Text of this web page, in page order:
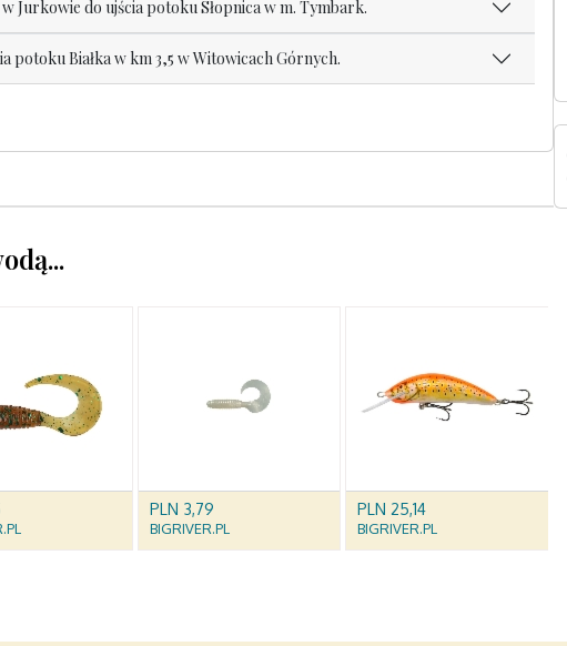
Jurkowie do ujścia potoku Słopnica w m. Tymbark.
potoku Białka w km 3,5 w Witowicach Górnych.